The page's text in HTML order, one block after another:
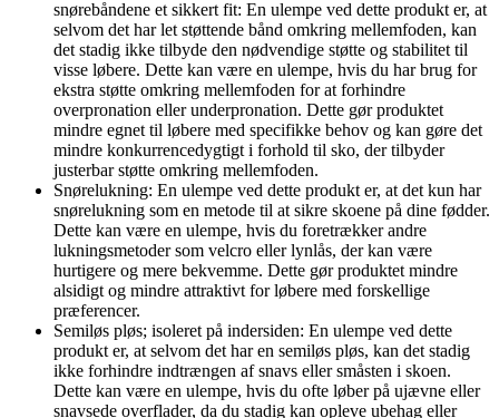
snørebåndene et sikkert fit: En ulempe ved dette produkt er, at
selvom det har let støttende bånd omkring mellemfoden, kan
det stadig ikke tilbyde den nødvendige støtte og stabilitet til
visse løbere. Dette kan være en ulempe, hvis du har brug for
ekstra støtte omkring mellemfoden for at forhindre
overpronation eller underpronation. Dette gør produktet
mindre egnet til løbere med specifikke behov og kan gøre det
mindre konkurrencedygtigt i forhold til sko, der tilbyder
justerbar støtte omkring mellemfoden.
Snørelukning: En ulempe ved dette produkt er, at det kun har
snørelukning som en metode til at sikre skoene på dine fødder.
Dette kan være en ulempe, hvis du foretrækker andre
lukningsmetoder som velcro eller lynlås, der kan være
hurtigere og mere bekvemme. Dette gør produktet mindre
alsidigt og mindre attraktivt for løbere med forskellige
præferencer.
Semiløs pløs; isoleret på indersiden: En ulempe ved dette
produkt er, at selvom det har en semiløs pløs, kan det stadig
ikke forhindre indtrængen af snavs eller småsten i skoen.
Dette kan være en ulempe, hvis du ofte løber på ujævne eller
snavsede overflader, da du stadig kan opleve ubehag eller